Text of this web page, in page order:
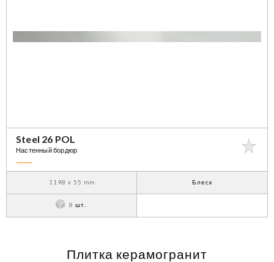
Steel 26 POL
Настенный бордюр
1198 x 55 mm Блеск
8 шт.
Плитка керамогранит